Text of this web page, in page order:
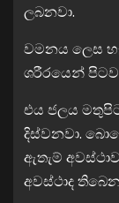
ලබනවා.
වමනය ලෙස
ශරීරයෙන්
එය ජලය
දිස්වනවා.
ඇතැම්
අවස්ථාද